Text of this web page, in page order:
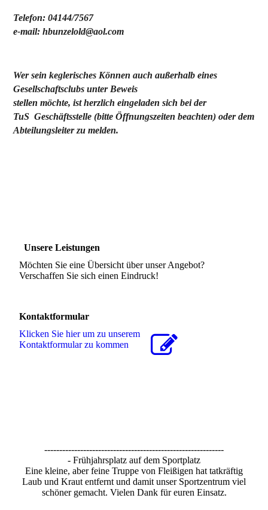
Telefon: 04144/7567
e-mail: hbunzelold@aol.com
Wer sein keglerisches Können auch außerhalb eines
Gesellschaftsclubs unter Beweis
stellen möchte, ist herzlich eingeladen sich bei der
TuS Geschäftsstelle (bitte Öffnungszeiten beachten) oder dem
Abteilungsleiter zu melden.
Unsere Leistungen
Möchten Sie eine Übersicht über unser Angebot?
Verschaffen Sie sich einen Eindruck!
Kontaktformular
Klicken Sie hier um zu unserem
Kon­takt­for­mu­lar zu kommen
------------------------------------------------------------
- Frühjahrsplatz auf dem Sportplatz
Eine kleine, aber feine Truppe von Fleißigen hat tatkräftig
Laub und Kraut entfernt und damit unser Sportzentrum viel
schöner gemacht. Vielen Dank für euren Einsatz.